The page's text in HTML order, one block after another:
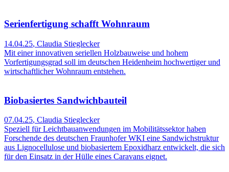
Serienfertigung schafft Wohnraum
14.04.25, Claudia Stieglecker
Mit einer innovativen seriellen Holzbauweise und hohem
Vorfertigungsgrad soll im deutschen Heidenheim hochwertiger und
wirtschaftlicher Wohnraum entstehen.
Biobasiertes Sandwichbauteil
07.04.25, Claudia Stieglecker
Speziell für Leichtbauanwendungen im Mobilitätssektor haben
Forschende des deutschen Fraunhofer WKI eine Sandwichstruktur
aus Lignocellulose und biobasiertem Epoxidharz entwickelt, die sich
für den Einsatz in der Hülle eines Caravans eignet.